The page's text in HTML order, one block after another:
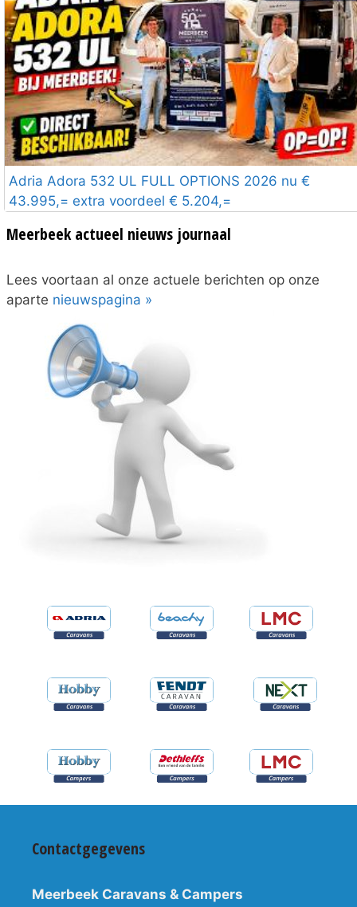
Adria Adora 532 UL FULL OPTIONS 2026 nu €
43.995,= extra voordeel € 5.204,=
Meerbeek actueel nieuws journaal
Lees voortaan al onze actuele berichten op onze
aparte nieuwspagina »
Contactgegevens
Meerbeek Caravans & Campers